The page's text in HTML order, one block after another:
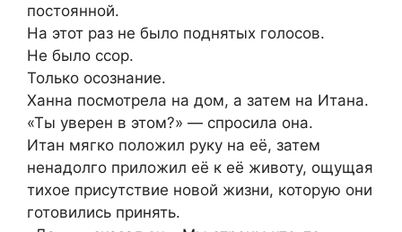
постоянной.
На этот раз не было поднятых голосов.
Не было ссор.
Только осознание.
Ханна посмотрела на дом, а затем на Итана.
«Ты уверен в этом?» — спросила она.
Итан мягко положил руку на её, затем
ненадолго приложил её к её животу, ощущая
тихое присутствие новой жизни, которую они
готовились принять.